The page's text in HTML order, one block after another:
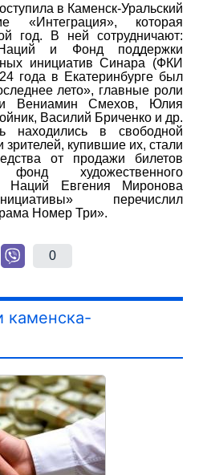
в Каменск-Уральский
«Интеграция», которая
год. В ней сотрудничают:
и Фонд поддержки
инициатив Синара (ФКИ
года в Екатеринбурге был
лето», главные роли
Вениамин Смехов, Юлия
Василий Бриченко и др.
находились в свободной
купившие их, стали
от продажи билетов
фонд художественного
Наций Евгения Миронова
перечислил
Номер Три».
0
каменска-